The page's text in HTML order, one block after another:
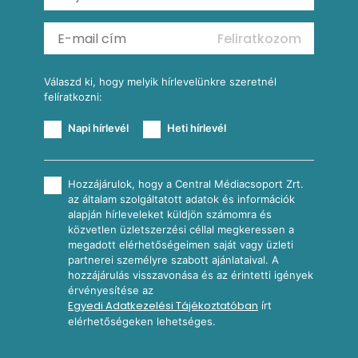
Reggeli receptek
Feliratkozom
Válaszd ki, hogy melyik hírlevelünkre szeretnél
felíratkozni:
Napi hírlevél Heti hírlevél
Hozzájárulok, hogy a Central Médiacsoport Zrt.
az általam szolgáltatott adatok és információk
alapján hírleveleket küldjön számomra és
közvetlen üzletszerzési céllal megkeressen a
megadott elérhetőségeimen saját vagy üzleti
partnerei személyre szabott ajánlataival. A
hozzájárulás visszavonása és az érintetti igények
érvényesítése az
Egyedi Adatkezelési Tájékoztatóban írt
elérhetőségeken lehetséges.